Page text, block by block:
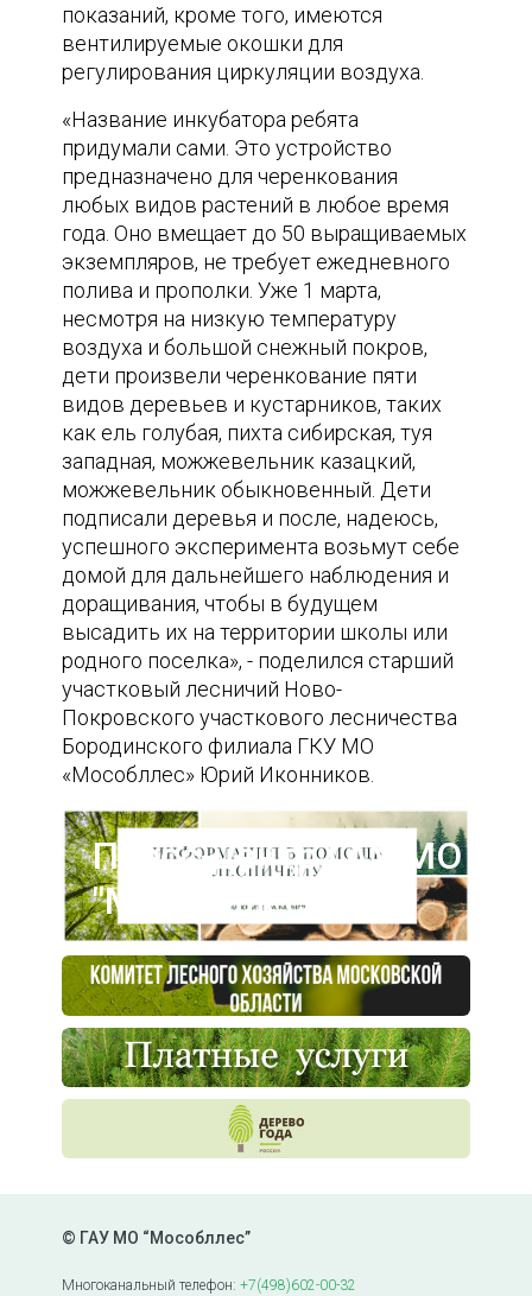
показаний, кроме того, имеются
вентилируемые окошки для
регулирования циркуляции воздуха.
«Название инкубатора ребята
придумали сами. Это устройство
предназначено для черенкования
любых видов растений в любое время
года. Оно вмещает до 50 выращиваемых
экземпляров, не требует ежедневного
полива и прополки. Уже 1 марта,
несмотря на низкую температуру
воздуха и большой снежный покров,
дети произвели черенкование пяти
видов деревьев и кустарников, таких
как ель голубая, пихта сибирская, туя
западная, можжевельник казацкий,
можжевельник обыкновенный. Дети
подписали деревья и после, надеюсь,
успешного эксперимента возьмут себе
домой для дальнейшего наблюдения и
доращивания, чтобы в будущем
высадить их на территории школы или
родного поселка», - поделился старший
участковый лесничий Ново-
Покровского участкового лесничества
Бородинского филиала ГКУ МО
«Мособллес» Юрий Иконников.
Пресс-центр ГАУ МО
"Мособллес"
© ГАУ МО “Мособллес”
Многоканальный телефон:+7(498)602-00-32